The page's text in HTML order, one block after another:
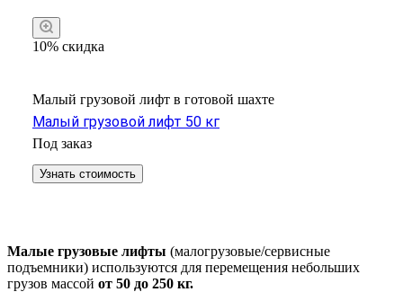
10% скидка
Малый грузовой лифт в готовой шахте
Малый грузовой лифт 50 кг
Под заказ
Узнать стоимость
Малые грузовые лифты (малогрузовые/сервисные
подъемники) используются для перемещения небольших
грузов массой от 50 до 250 кг.